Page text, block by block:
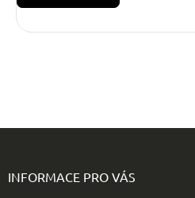
INFORMACE PRO VÁS